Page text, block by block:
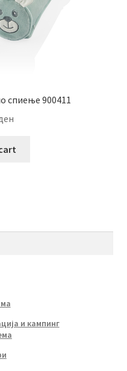
спиење 900411
и кампинг